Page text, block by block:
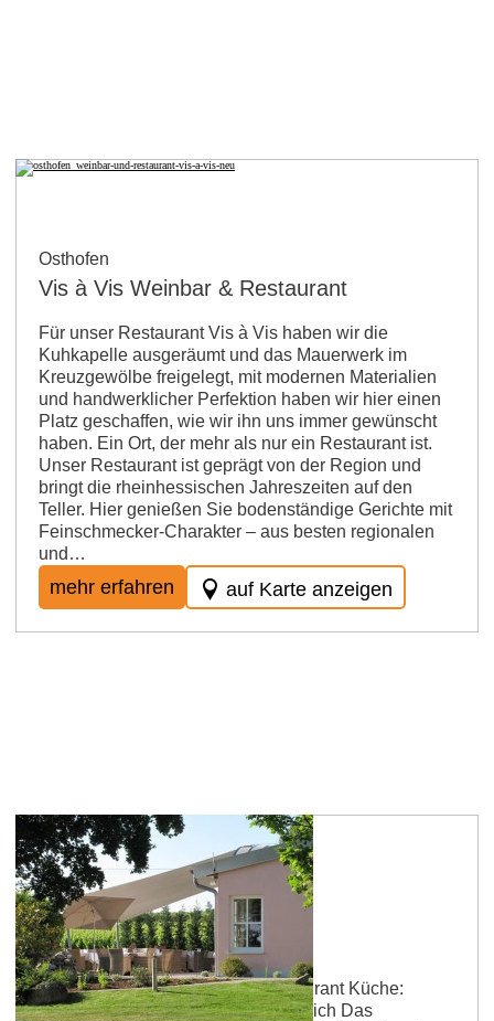
Osthofen
Vis à Vis Weinbar & Restaurant
Für unser Restaurant Vis à Vis haben wir die
Kuhkapelle ausgeräumt und das Mauerwerk im
Kreuzgewölbe freigelegt, mit modernen Materialien
und handwerklicher Perfektion haben wir hier einen
Platz geschaffen, wie wir ihn uns immer gewünscht
haben. Ein Ort, der mehr als nur ein Restaurant ist.
Unser Restaurant ist geprägt von der Region und
bringt die rheinhessischen Jahreszeiten auf den
Teller. Hier genießen Sie bodenständige Gerichte mit
Feinschmecker-Charakter – aus besten regionalen
und…
mehr erfahren auf Karte anzeigen
Osthofen
Landhaus Dubs
Betriebsart: Feinschmecker-Restaurant Küche:
saisonal, regional, allergikerfreundlich Das